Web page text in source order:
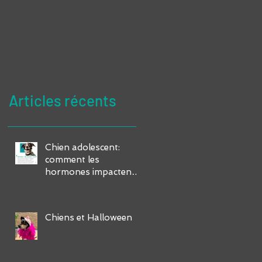
Articles récents
Chien adolescent:
comment les
hormones impactent-
défis?
Chiens et Halloween